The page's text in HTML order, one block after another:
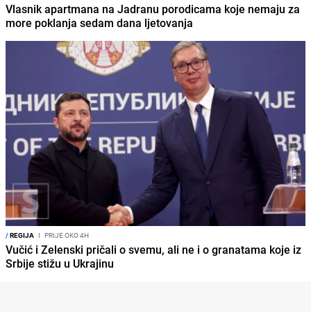
Vlasnik apartmana na Jadranu porodicama koje nemaju za
more poklanja sedam dana ljetovanja
/REGIJA I PRIJE OKO 4H
Vučić i Zelenski pričali o svemu, ali ne i o granatama koje iz
Srbije stižu u Ukrajinu